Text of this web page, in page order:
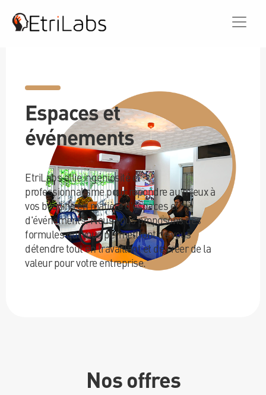
Espaces et
événements
EtriLabs allie ingéniosité et
professionnalisme pour répondre au mieux à
vos besoins en matière d'espaces et
d'événements. Nous vous proposons des
formules qui vous permettront de vous
détendre tout en travaillant et de créer de la
valeur pour votre entreprise.
Nos offres